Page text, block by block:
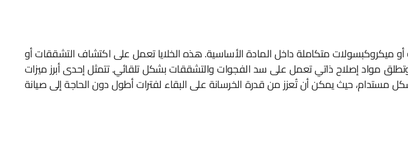
أو ميكروكبسولات متكاملة داخل المادة الأساسية. هذه الخلايا تعمل على اكتشاف التشققات أو
وتطلق مواد إصلاح ذاتي تعمل على سد الفجوات والتشققات بشكل تلقائي. تتمثل إحدى أبرز ميزات
مستدام، حيث يمكن أن تُعزز من قدرة الخرسانة على البقاء لفترات أطول دون الحاجة إلى صيانة